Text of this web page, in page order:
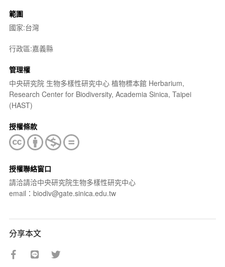
範圍
國家:台灣
行政區:嘉義縣
管理權
中央研究院 生物多樣性研究中心 植物標本館 Herbarium,
Research Center for Biodiversity, Academia Sinica, Taipei
(HAST)
授權條款
授權聯絡窗口
請洽請洽中央研究院生物多樣性研究中心
email：biodiv@gate.sinica.edu.tw
分享本文